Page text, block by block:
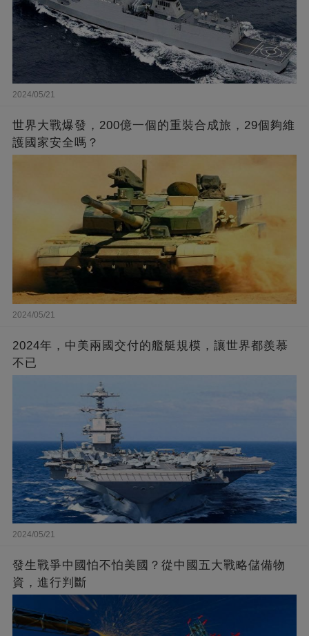
2024/05/21
世界大戰爆發，200億一個的重裝合成旅，29個夠維
護國家安全嗎？
2024/05/21
2024年，中美兩國交付的艦艇規模，讓世界都羨慕
不已
2024/05/21
發生戰爭中國怕不怕美國？從中國五大戰略儲備物
資，進行判斷